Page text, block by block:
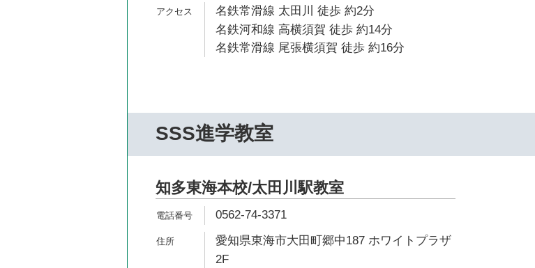
名鉄常滑線 太田川 徒歩 約2分
名鉄河和線 高横須賀 徒歩 約14分
名鉄常滑線 尾張横須賀 徒歩 約16分
SSS進学教室
知多東海本校/太田川駅教室
0562-74-3371
愛知県東海市大田町郷中187 ホワイトプラザ
2F